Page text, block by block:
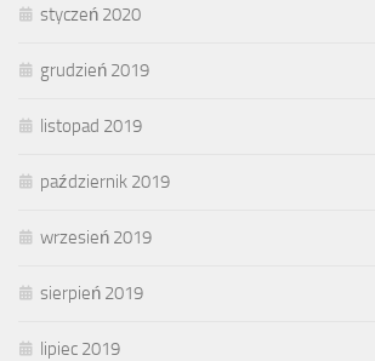
styczeń 2020
grudzień 2019
listopad 2019
październik 2019
wrzesień 2019
sierpień 2019
lipiec 2019